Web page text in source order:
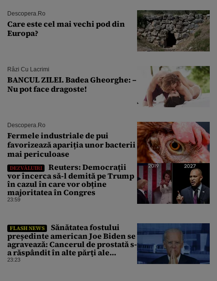
Descopera.ro
Care este cel mai vechi pod din
Europa?
Râzi Cu Lacrimi
BANCUL ZILEI. Badea Gheorghe: –
Nu pot face dragoste!
Descopera.ro
Fermele industriale de pui
favorizează apariția unor bacterii
mai periculoase
DEZVĂLUIRI
Reuters: Democrații
vor încerca să-l demită pe Trump
în cazul în care vor obține
majoritatea în Congres
23:59
FLASH NEWS
Sănătatea fostului
președinte american Joe Biden se
agravează: Cancerul de prostată s-
a răspândit în alte părți ale
corpului
23:23